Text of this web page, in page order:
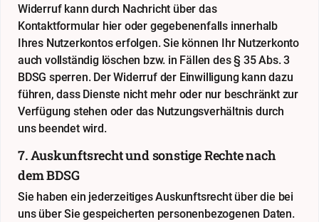
Widerruf kann durch Nachricht über das
Kontaktformular hieroder gegebenenfalls innerhalb
Ihres Nutzerkontos erfolgen. Sie können Ihr Nutzerkonto
auch vollständig löschen bzw. in Fällen des § 35 Abs. 3
BDSG sperren. Der Widerruf der Einwilligung kann dazu
führen, dass Dienste nicht mehr oder nur beschränkt zur
Verfügung stehen oder das Nutzungsverhältnis durch
uns beendet wird.
7. Auskunftsrecht und sonstige Rechte nach
dem BDSG
Sie haben ein jederzeitiges Auskunftsrecht über die bei
uns über Sie gespeicherten personenbezogenen Daten.